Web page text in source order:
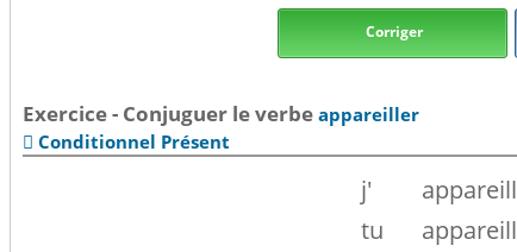
Corriger
Exercice - Conjuguer le verbeappareiller
Conditionnel Présent
j'
appareill
tu
appareill